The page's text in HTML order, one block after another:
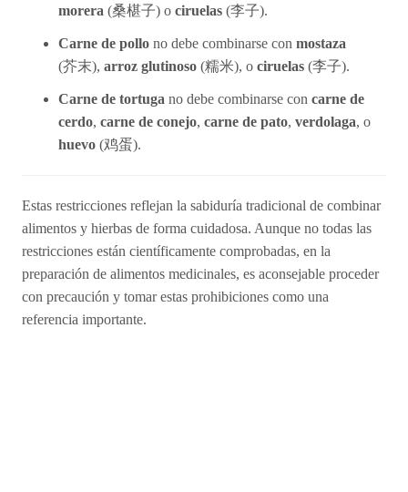
morera (桑椹子) o ciruelas (李子).
Carne de pollo no debe combinarse con mostaza
(芥末), arroz glutinoso (糯米), o ciruelas (李子).
Carne de tortuga no debe combinarse con carne de
cerdo, carne de conejo, carne de pato, verdolaga, o
huevo (鸡蛋).
Estas restricciones reflejan la sabiduría tradicional de combinar
alimentos y hierbas de forma cuidadosa. Aunque no todas las
restricciones están científicamente comprobadas, en la
preparación de alimentos medicinales, es aconsejable proceder
con precaución y tomar estas prohibiciones como una
referencia importante.